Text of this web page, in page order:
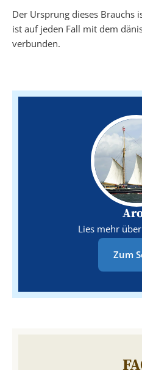
Der Ursprung dieses Brauchs
ist auf jeden Fall mit dem
verbunden.
Lies mehr
Zum